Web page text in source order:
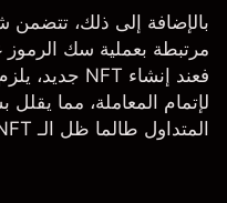
بالإضافة إلى ذلك، تتضمن
لإتمام المعاملة، مما
المتداول طالما ظل الـ NFT موجودًا.